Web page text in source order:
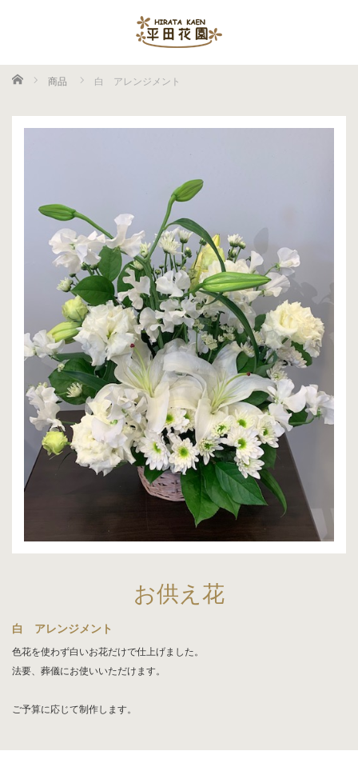
ホーム 商品 白 アレンジメント
お供え花
白 アレンジメント
色花を使わず白いお花だけで仕上げました。
法要、葬儀にお使いいただけます。
ご予算に応じて制作します。